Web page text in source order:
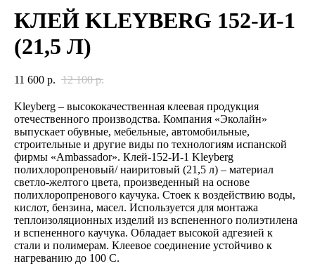
КЛЕЙ KLEYBERG 152-И-1
(21,5 Л)
11 600 р. 12 100 р.
Kleyberg – высококачественная клеевая продукция
отечественного производства. Компания «Эколайн»
выпускает обувные, мебельные, автомобильные,
строительные и другие виды по технологиям испанской
фирмы «Ambassador». Клей-152-И-1 Kleyberg
полихлоропреновый/ наиритовый (21,5 л) – материал
светло-желтого цвета, произведенный на основе
полихлоропренового каучука. Стоек к воздействию воды,
кислот, бензина, масел. Используется для монтажа
теплоизоляционных изделий из вспененного полиэтилена
и вспененного каучука. Обладает высокой адгезией к
стали и полимерам. Клеевое соединение устойчиво к
нагреванию до 100 С.